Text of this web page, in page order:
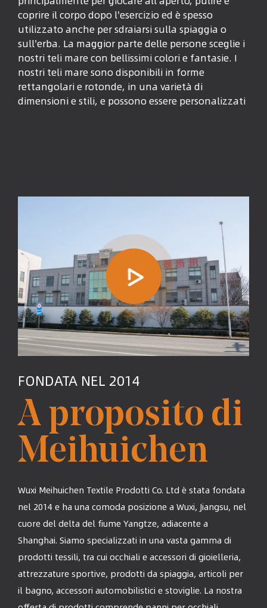
coprire il corpo dopo l'esercizio ed è spesso
utilizzato anche per sdraiarsi sulla spiaggia o
sull'erba. La maggior parte delle persone sceglie i
nostri teli mare con bellissimi colori e fantasie. I
nostri teli mare sono disponibili in forme
rettangolari e rotonde, in una varietà di
dimensioni e stili, e possono essere personalizzati
FONDATA NEL 2014
A proposito di
Meihuichen
Wuxi Meihuichen Textile Prodotti Co. Ltd è stata fondata
nel 2014 e ha una comoda posizione a Wuxi, Jiangsu, nel
cuore del delta del fiume Yangtze, adiacente a
Shanghai. Siamo specializzati in una vasta gamma di
prodotti tessili, tra cui occhiali e accessori di gioielleria,
attrezzature sportive, prodotti da spiaggia, articoli per
il bagno, accessori automobilistici e stoviglie. La nostra